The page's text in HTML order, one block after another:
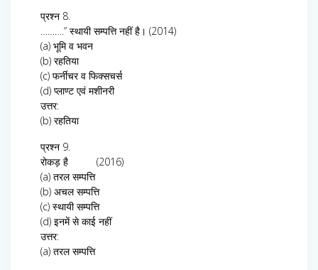
प्रश्न 8.
……….” स्थायी सम्पत्ति नहीं है। (2014)
(a) भूमि व भवन
(b) रहतिया
(c) फर्नीचर व फिक्सचर्स
(d) प्लाण्ट एवं मशीनरी
उत्तर:
(b) रहतिया
प्रश्न 9.
रोकड़ है (2016)
(a) तरल सम्पत्ति
(b) अचल सम्पत्ति
(c) स्थायी सम्पत्ति
(d) इनमें से काई नहीं
उत्तर:
(a) तरल सम्पत्ति